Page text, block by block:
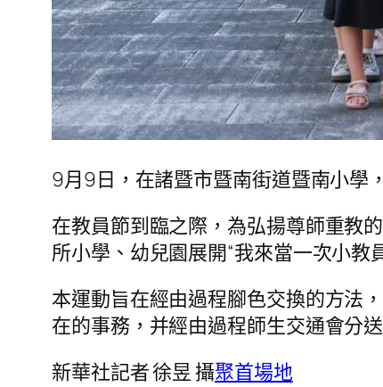
9月9日，在諸暨市暨南街道暨南小學
在教員節到臨之際，為弘揚尊師重教
所小學、幼兒園展開“我來當一次小教
本運動旨在經由過程腳色交換的方法
在的事務，并經由過程師生交通會分
新華社記者 徐昱 攝聚首場地